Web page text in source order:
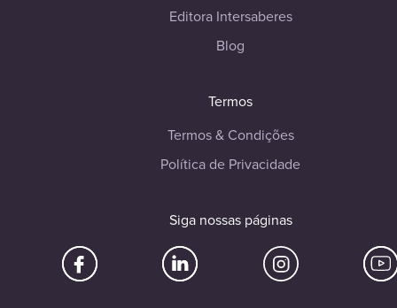
Editora Intersaberes
Blog
Termos
Termos & Condições
Política de Privacidade
Siga nossas páginas